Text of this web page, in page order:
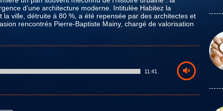
d’une architecture moderne. Intitulée Habitez la
ville, détruite à 80 %, a été repensée par des architectes et
rencontrés Pierre-Baptiste Mainy, chargé de valorisation
11:41